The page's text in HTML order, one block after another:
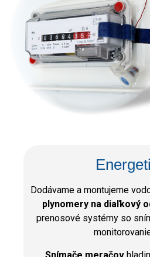
Dodávame a montujeme
plynomery na diaľkový
prenosové systémy so
Snímače meračov